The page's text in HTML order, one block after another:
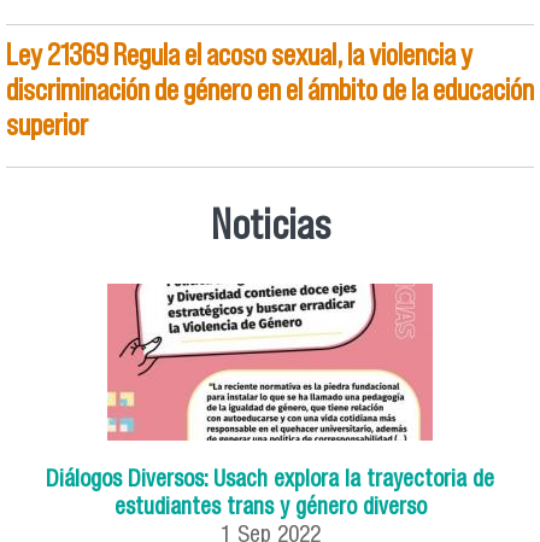
Ley 21369 Regula el acoso sexual, la violencia y
discriminación de género en el ámbito de la educación
superior
Noticias
Diálogos Diversos: Usach explora la trayectoria de
estudiantes trans y género diverso
1 Sep 2022